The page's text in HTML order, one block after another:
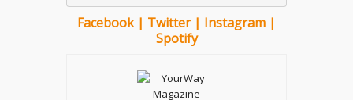
Facebook| Twitter| Instagram |
Spotify